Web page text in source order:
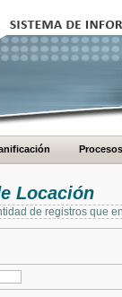
Procesos
Locación
de registros que